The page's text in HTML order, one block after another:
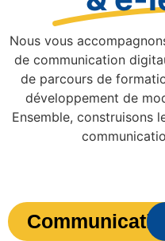
Nous vous
de communication
de parcours de
développement de
Ensemble, construisons